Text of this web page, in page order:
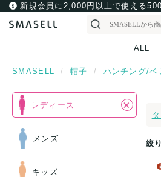
新規会員に2,000円以上で使える
ALL
SMASELL 帽子 ハンチング/ベ
レディース ×
メンズ
キッズ
絞